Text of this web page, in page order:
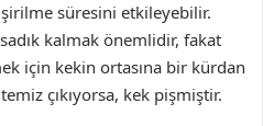
süresini etkileyebilir.
kalmak önemlidir, fakat
için kekin ortasına bir kürdan
çıkıyorsa, kek pişmiştir.